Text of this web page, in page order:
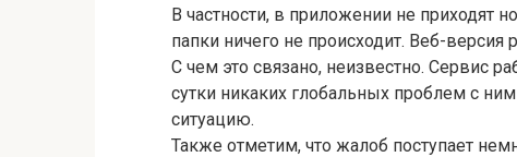
В частности, в приложении не приходят
папки ничего не происходит. Веб-версия
С чем это связано, неизвестно. Сервис
сутки никаких глобальных проблем с
ситуацию.
Также отметим, что жалоб поступает